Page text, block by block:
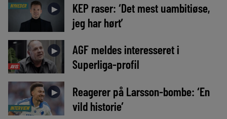
NYHEDER ►
KEP raser: ‘Det mest uambitiøse,
jeg har hørt’
AVIS
►
AGF meldes interesseret i
Superliga-profil
INTERVIEW
►
Reagerer på Larsson-bombe: ‘En
vild historie’